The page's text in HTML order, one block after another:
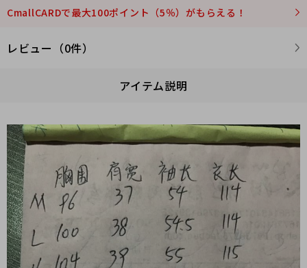
CmallCARDで最大100ポイント（5％）がもらえる！
レビュー（0件）
アイテム説明